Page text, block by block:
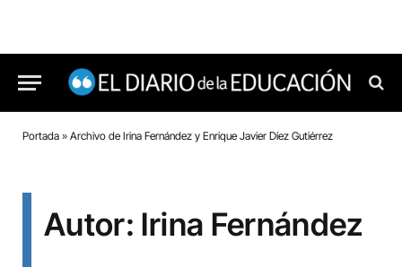
Portada » Archivo de Irina Fernández y Enrique Javier Díez Gutiérrez
Autor: Irina Fernández